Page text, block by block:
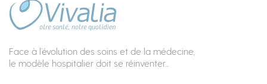
Face à l’évolution des soins et de la médecine,
le modèle hospitalier doit se réinventer...